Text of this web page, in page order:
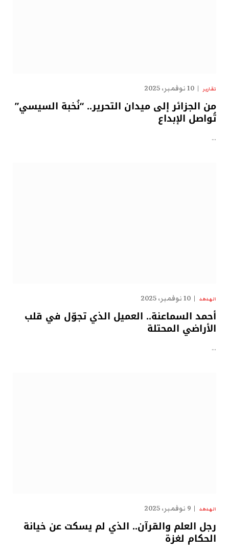
تقارير 10 نوفمبر، 2025
من الجزائر إلى ميدان التحرير.. “نُخبة السيسي”
تُواصل الإبداع
…
الهدهد 10 نوفمبر، 2025
أحمد السماعنة.. العميل الذي تجوّل في قلب
الأراضي المحتلة
…
الهدهد 9 نوفمبر، 2025
رجل العلم والقرآن.. الذي لم يسكت عن خيانة
الحكام لغزة